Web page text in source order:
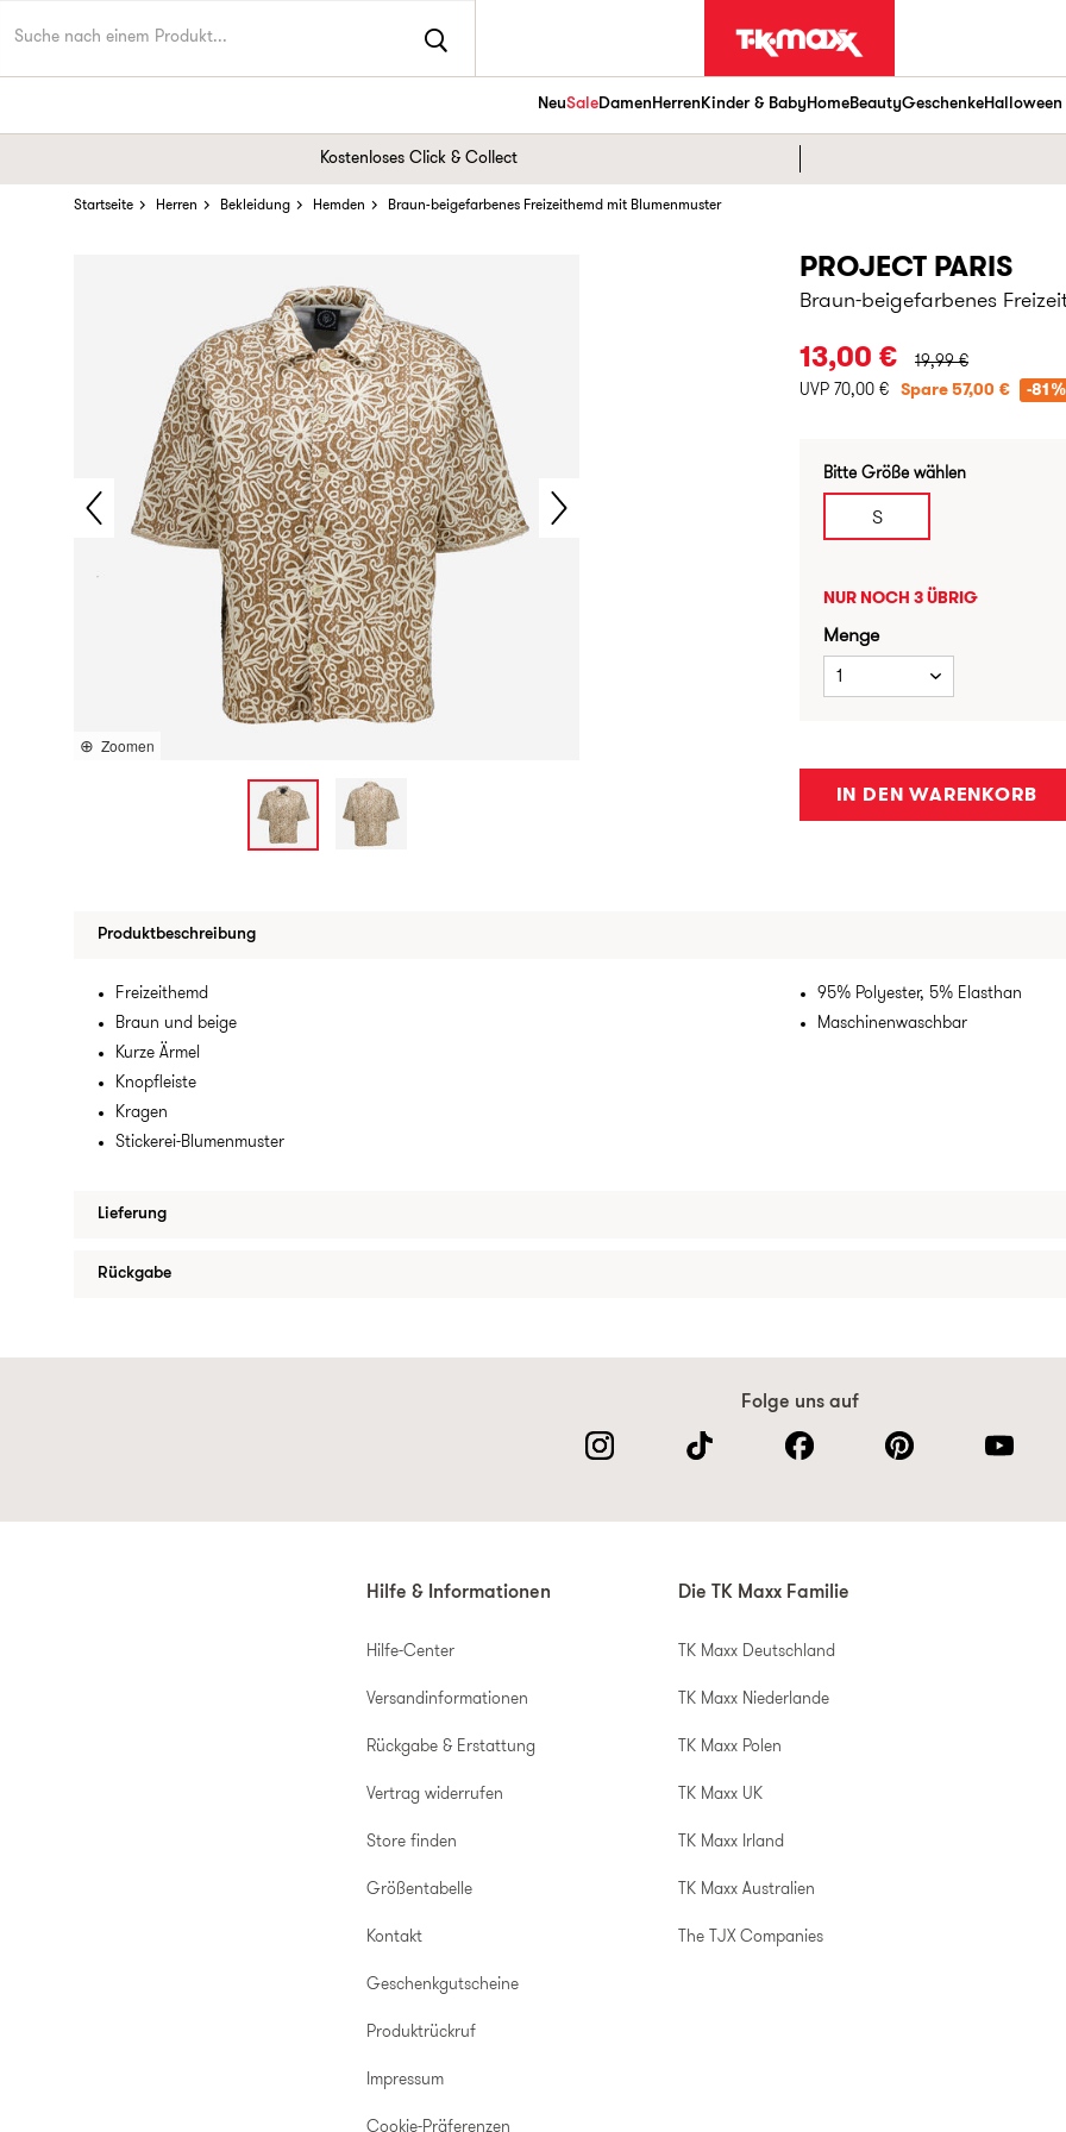
NeuSaleDamenHerrenKinder & BabyHomeBeautyGeschenkeHalloween
Kostenloses Click & Collect
Startseite Herren Bekleidung Hemden Braun-beigefarbenes Freizeithemd mit Blumenmuster
Zoomen
PROJECT PARIS
Braun-beigefarbenes
13,00 € URSPRÜNGLICHER
19,99 €
UVP 70,00 €
Spare 57,00 € -81%
Bitte Größe wählen
S
NUR NOCH 3 ÜBRIG
Menge
1
IN DEN WARENKORB
Produktbeschreibung
Freizeithemd
Braun und beige
Kurze Ärmel
Knopfleiste
Kragen
Stickerei-Blumenmuster
95% Polyester, 5% Elasthan
Maschinenwaschbar
Lieferung
Rückgabe
Folge uns auf
Hilfe & Informationen
Hilfe-Center
Versandinformationen
Rückgabe & Erstattung
Vertrag widerrufen
Store finden
Größentabelle
Kontakt
Geschenkgutscheine
Produktrückruf
Impressum
Cookie-Präferenzen
Die TK Maxx Familie
TK Maxx Deutschland
TK Maxx Niederlande
TK Maxx Polen
TK Maxx UK
TK Maxx Irland
TK Maxx Australien
The TJX Companies